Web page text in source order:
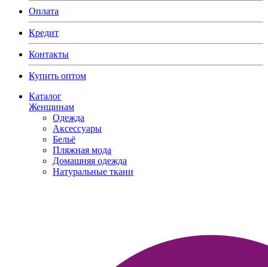
Оплата
Кредит
Контакты
Купить оптом
Каталог
Женщинам
Одежда
Аксессуары
Бельё
Пляжная мода
Домашняя одежда
Натуральные ткани